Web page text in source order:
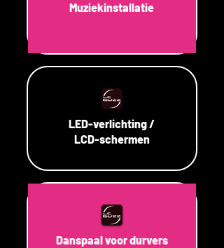
Muziekinstallatie
LED-verlichting /
LCD-schermen
Danspaal voor durvers